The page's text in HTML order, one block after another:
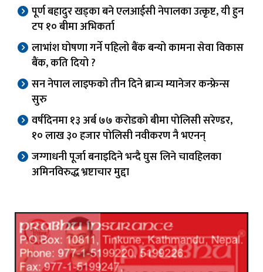
पूर्ण बहादुर खड्का बने एलआईसी नेपालका उत्कृष्ट, यी हुन
टप १० बीमा अभिकर्ता
लाभांश घोषणा गर्ने पहिलो बैंक बन्यो कामना सेवा विकास
बैंक, कति दियो ?
सन नेपाल लाइफको तीन दिने ब्रान्च म्यानेजर कन्फ्रेन्स
सुरु
वर्षदिनमा १३ अर्ब ७७ करोडको बीमा पोलिसी सरेण्डर,
१० लाख ३० हजार पोलिसी नवीकरण नै भएनन्
जग्गाधनी पूर्जा बनाइदिने भन्दै घुस लिने चावहिलका
अमिनविरुद्ध भ्रष्टाचार मुद्दा